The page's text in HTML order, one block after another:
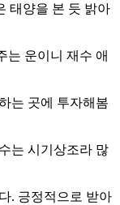
태양을 본 듯 밝아
는 운이니 재수 애
는 곳에 투자해봄
는 시기상조라 많
. 긍정적으로 받아